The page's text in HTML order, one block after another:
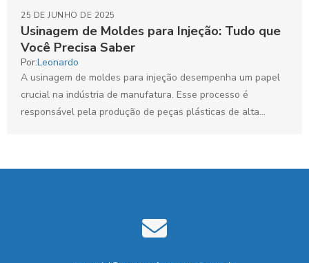
Usinagem de Moldes para Injeção: Tudo que
Você Precisa Saber
25 DE JUNHO DE 2025
Por:Leonardo
A usinagem de moldes para injeção desempenha um papel
crucial na indústria de manufatura. Esse processo é
responsável pela produção de peças plásticas de alta...